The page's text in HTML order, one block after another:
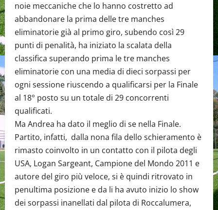
noie meccaniche che lo hanno costretto ad
abbandonare la prima delle tre manches
eliminatorie già al primo giro, subendo così 29
punti di penalità, ha iniziato la scalata della
classifica superando prima le tre manches
eliminatorie con una media di dieci sorpassi per
ogni sessione riuscendo a qualificarsi per la Finale
al 18° posto su un totale di 29 concorrenti
qualificati.
Ma Andrea ha dato il meglio di se nella Finale.
Partito, infatti, dalla nona fila dello schieramento è
rimasto coinvolto in un contatto con il pilota degli
USA, Logan Sargeant, Campione del Mondo 2011 e
autore del giro più veloce, si è quindi ritrovato in
penultima posizione e da li ha avuto inizio lo show
dei sorpassi inanellati dal pilota di Roccalumera,